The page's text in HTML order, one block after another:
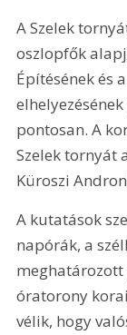
A Szelek
oszlopfők
Építésének és
pontosan. A
Szelek tornyát
Küroszi
A kutatások
napórák, a
meghatározott
óratorony
vélik, hogy